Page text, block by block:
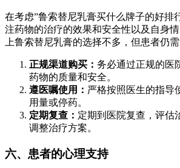
在考虑”鲁索替尼乳膏买什么牌子的好排
注药物的治疗的效果和安全性以及自身
上鲁索替尼乳膏的选择不多，但患者仍
正规渠道购买： 务必通过正规的医
药物的质量和安全。
遵医嘱使用： 严格按照医生的指导
用量或停药。
定期复查： 定期到医院复查，评估
调整治疗方案。
六、患者的心理支持